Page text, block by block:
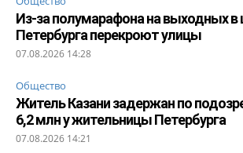
Из-за полумарафона на выходных в
Петербурга перекроют улицы
07.08.2026 14:28
Общество
Житель Казани задержан по
6,2 млн у жительницы Петербурга
07.08.2026 14:21